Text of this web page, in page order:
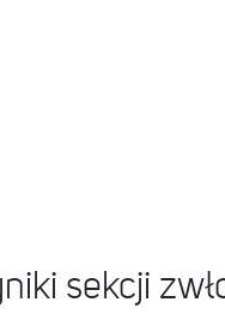
sekcji